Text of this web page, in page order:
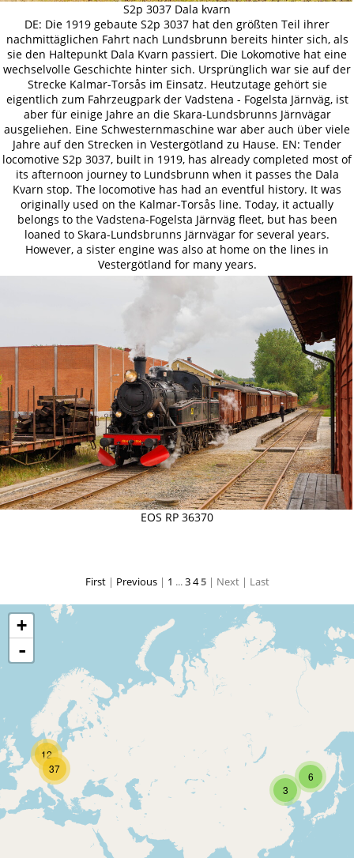
S2p 3037 Dala kvarn
DE: Die 1919 gebaute S2p 3037 hat den größten Teil ihrer
nachmittäglichen Fahrt nach Lundsbrunn bereits hinter sich, als
sie den Haltepunkt Dala Kvarn passiert. Die Lokomotive hat eine
wechselvolle Geschichte hinter sich. Ursprünglich war sie auf der
Strecke Kalmar-Torsås im Einsatz. Heutzutage gehört sie
eigentlich zum Fahrzeugpark der Vadstena - Fogelsta Järnväg, ist
aber für einige Jahre an die Skara-Lundsbrunns Järnvägar
ausgeliehen. Eine Schwesternmaschine war aber auch über viele
Jahre auf den Strecken in Vestergötland zu Hause. EN: Tender
locomotive S2p 3037, built in 1919, has already completed most of
its afternoon journey to Lundsbrunn when it passes the Dala
Kvarn stop. The locomotive has had an eventful history. It was
originally used on the Kalmar-Torsås line. Today, it actually
belongs to the Vadstena-Fogelsta Järnväg fleet, but has been
loaned to Skara-Lundsbrunns Järnvägar for several years.
However, a sister engine was also at home on the lines in
Vestergötland for many years.
EOS RP 36370
First| Previous| 1 ...345 | Next | Last
37
12
6
3
+
-